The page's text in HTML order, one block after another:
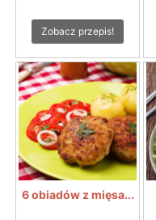
Zobacz przepis!
6 obiadów z mięsa...